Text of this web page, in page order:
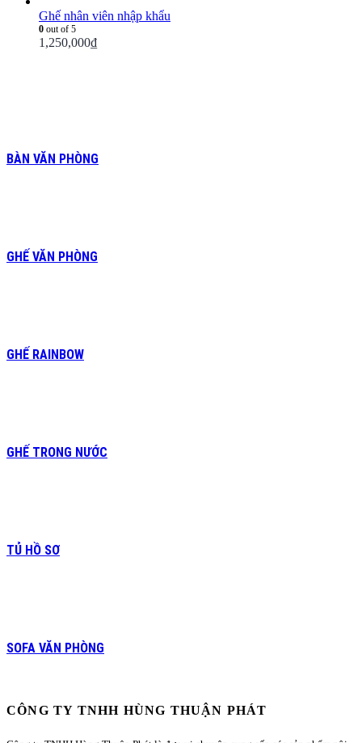
Ghế nhân viên nhập khẩu
0 out of 5
1,250,000₫
BÀN VĂN PHÒNG
GHẾ VĂN PHÒNG
GHẾ RAINBOW
GHẾ TRONG NƯỚC
TỦ HỒ SƠ
SOFA VĂN PHÒNG
CÔNG TY TNHH HÙNG THUẬN PHÁT